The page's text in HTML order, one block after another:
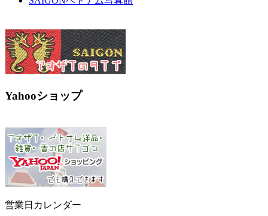
Yahooショップ
営業日カレンダー